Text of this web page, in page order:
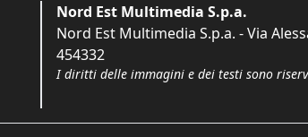
Nord Est Multimedia S.p.a.
Nord Est Multimedia S.p.a. - Via
454332
I diritti delle immagini e dei testi sono